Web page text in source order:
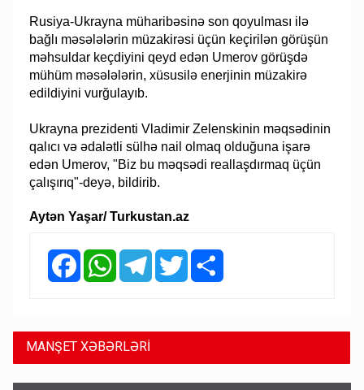
Rusiya-Ukrayna müharibəsinə son qoyulması ilə
bağlı məsələlərin müzakirəsi üçün keçirilən görüşün
məhsuldar keçdiyini qeyd edən Umerov görüşdə
mühüm məsələlərin, xüsusilə enerjinin müzakirə
edildiyini vurğulayıb.
Ukrayna prezidenti Vladimir Zelenskinin məqsədinin
qalıcı və ədalətli sülhə nail olmaq olduğuna işarə
edən Umerov, "Biz bu məqsədi reallaşdırmaq üçün
çalışırıq"-deyə, bildirib.
Aytən Yaşar/ Turkustan.az
FacebookWhatsAppTelegramTwitter
MANŞET XƏBƏRLƏRİ